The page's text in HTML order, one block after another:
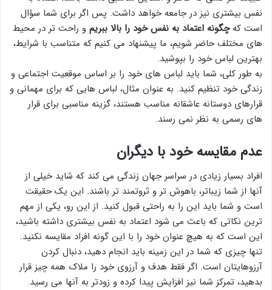
نفس بیشتری نیز در جامعه خواهد داشت. پس اگر برای شما سؤال
است کهچگونه اعتماد به نفس خود را بالا ببریم و راحت تر در محیط
های مختلف حاضر شویم، ما پیشنهاد می کنیم که متناسب با شرایط،
بهترین لباس خود را بپوشید.
به طور کلی، شما باید لباس های خود را بر اساس موقعیت اجتماعی و
زندگی خود تنظیم کنید. به عنوان مثال، لباس هایی که برای مهمانی و
قرارهای دوستانه عاشقانه مناسب هستند، گزینه مناسبی برای قرار
های رسمی به نظر نمی رسند.
عدم مقایسه خود با دیگران
افراد بسیار زیادی در سراسر جهان زندگی می کند که شاید خیلی از
آنها از شما زیباتر، باهوش تر و ثروتمند تر باشند. این یک حقیقت
است و شما باید این را به راحتی قبول کنید. از این رو، یکی از مهم
ترین نکاتی که باعث می شود اعتماد به نفس بیشتری داشته باشید،
این است که به هیچ عنوان خود را با این گونه افراد مقایسه نکنید.
تنها چیزی که شما در این زمینه باید انجام دهید، دنبال کردن
آرزوهایتان است. اگر فقط هدف و آرزوی خود را ملاک همه چیز قرار
بدهید، تمرکز شما نیز افزایش پیدا کرده و زودتر به آنها می رسید.